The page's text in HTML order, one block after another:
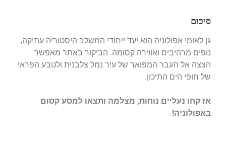
סיכום
גן לאומי אפולוניה הוא יעד ייחודי המשלב היסטוריה עתיקה,
נופים מרהיבים ואווירה קסומה. הביקור באתר מאפשר
הצצה אל העבר המפואר של עיר נמל צלבנית ולטבע הפראי
של חופי הים התיכון.
אז קחו נעליים נוחות, מצלמה ותצאו למסע קסום
באפולוניה!